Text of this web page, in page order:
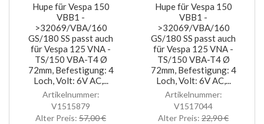
Hupe für Vespa 150
VBB1 -
>32069/VBA/160
GS/180 SS passt auch
für Vespa 125 VNA -
TS/150 VBA-T4 Ø
72mm, Befestigung: 4
Loch, Volt: 6V AC,...
Artikelnummer:
V1515879
Alter Preis: 57,00 €
Hupe für Vespa 150
VBB1 -
>32069/VBA/160
GS/180 SS passt auch
für Vespa 125 VNA -
TS/150 VBA-T4 Ø
72mm, Befestigung: 4
Loch, Volt: 6V AC,...
Artikelnummer:
V1517044
Alter Preis: 22,90 €